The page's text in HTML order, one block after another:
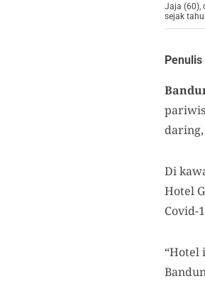
Jaja (60),
sejak
Penulis
Di
Hotel
Covid-
“Hotel